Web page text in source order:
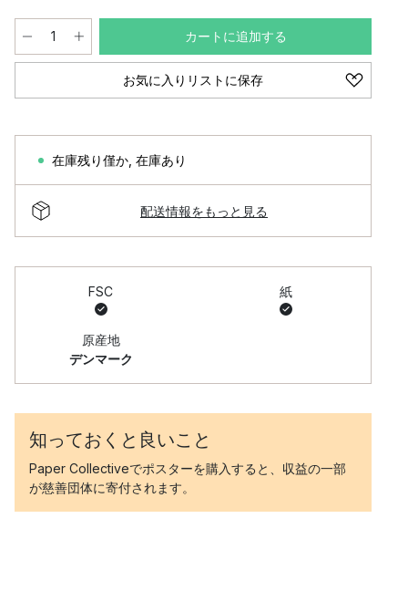
カートに追加する
お気に入りリストに保存
在庫残り僅か 在庫あり
配送情報をもっと見る
FSC 紙
原産地
デンマーク
知っておくと良いこと
Paper Collectiveでポスターを購入すると、収益の一部
が慈善団体に寄付されます。